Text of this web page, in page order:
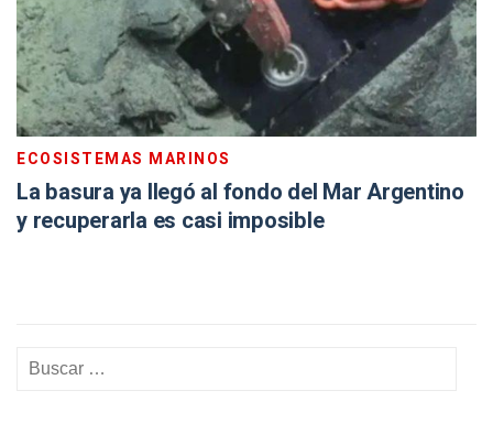
ECOSISTEMAS MARINOS
La basura ya llegó al fondo del Mar Argentino
y recuperarla es casi imposible